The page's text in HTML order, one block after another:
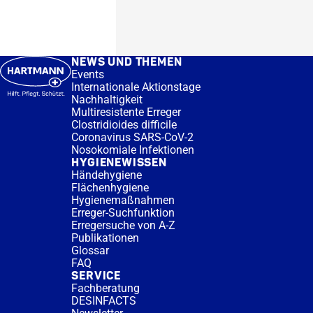
NEWS UND THEMEN
Events
Internationale Aktionstage
Nachhaltigkeit
Multiresistente Erreger
Clostridioides difficile
Coronavirus SARS-CoV-2
Nosokomiale Infektionen
HYGIENEWISSEN
Händehygiene
Flächenhygiene
Hygienemaßnahmen
Erreger-Suchfunktion
Erregersuche von A-Z
Publikationen
Glossar
FAQ
SERVICE
Fachberatung
DESINFACTS